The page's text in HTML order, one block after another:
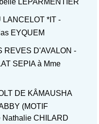
LEPARMENTIER
LANCELOT *IT -
EYQUEM
REVES D'AVALON -
SEPIA à Mme
DE KÂMAUSHA
(MOTIF
Nathalie CHILARD